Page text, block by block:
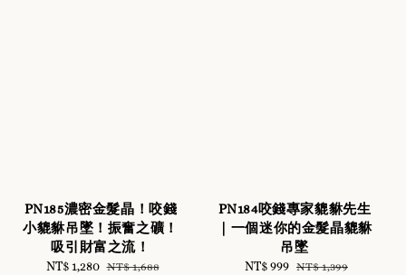
PN185濃密金髮晶！咬錢
小貔貅吊墜！振奮之礦！
吸引財富之流！
Sale
NT$ 1,280 Regular
NT$ 1,688
PN184咬錢專家貔貅先生
｜一個迷你的金髮晶貔貅
吊墜
Sale
NT$ 999 Regular
NT$ 1,399